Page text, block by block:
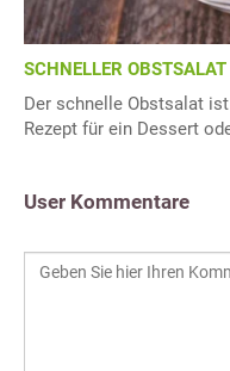
SCHNELLER OBSTSALAT
Der schnelle Obstsalat
Rezept für ein Dessert
User Kommentare